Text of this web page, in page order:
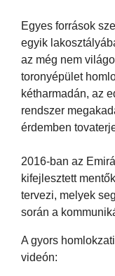
Egyes források
egyik
az még nem
toronyépület
kétharmadán, az
rendszer
érdemben
2016-ban az
kifejlesztett
tervezi, melyek
során a
A gyors
videón: